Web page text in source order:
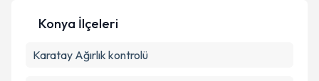
Konya İlçeleri
Karatay Ağırlık kontrolü